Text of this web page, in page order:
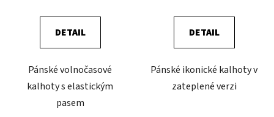
DETAIL
Pánské volnočasové
kalhoty s elastickým
pasem
DETAIL
Pánské ikonické kalhoty v
zateplené verzi